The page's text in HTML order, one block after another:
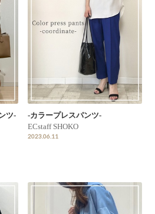
ツ-
-カラープレスパンツ-
ECstaff SHOKO
2023.06.11